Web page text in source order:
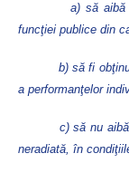
a) să aibă
funcţiei publice din
b) să fi
a performanţelor
c) să nu
neradiată, în